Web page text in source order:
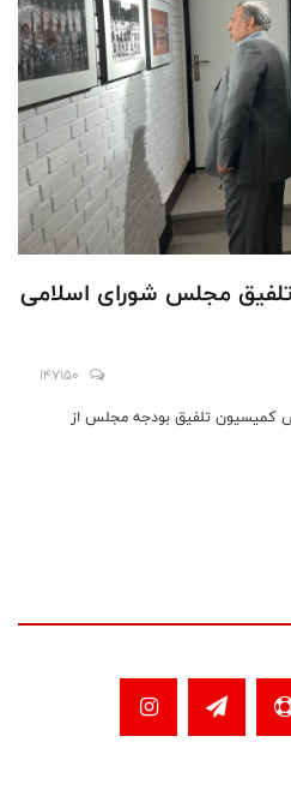
مجلس شورای اسلامی
147150
تلفیق بودجه مجلس از